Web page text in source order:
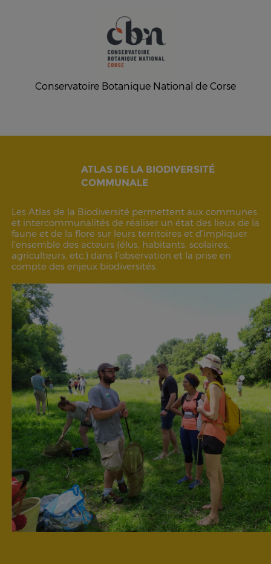
Conservatoire Botanique National de Corse
ATLAS DE LA BIODIVERSITÉ
COMMUNALE
Les Atlas de la Biodiversité permettent aux communes
et intercommunalités de réaliser un état des lieux de la
faune et de la flore sur leurs territoires et d’impliquer
l’ensemble des acteurs (élus, habitants, scolaires,
agriculteurs, etc.) dans l’observation et la prise en
compte des enjeux biodiversités.